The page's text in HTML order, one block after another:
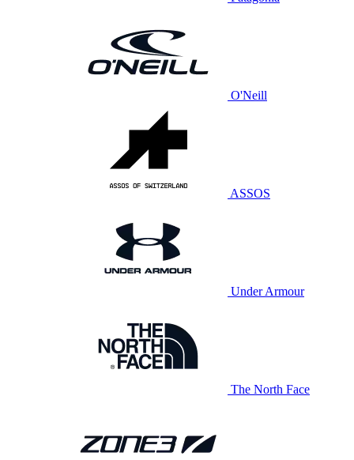
O'Neill
ASSOS
Under Armour
The North Face